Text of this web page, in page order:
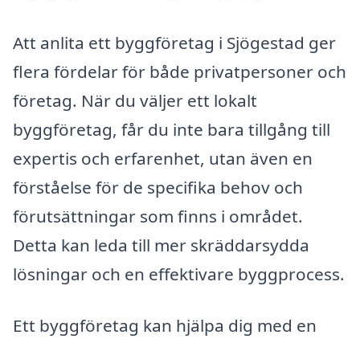
Att anlita ett byggföretag i Sjögestad ger
flera fördelar för både privatpersoner och
företag. När du väljer ett lokalt
byggföretag, får du inte bara tillgång till
expertis och erfarenhet, utan även en
förståelse för de specifika behov och
förutsättningar som finns i området.
Detta kan leda till mer skräddarsydda
lösningar och en effektivare byggprocess.
Ett byggföretag kan hjälpa dig med en